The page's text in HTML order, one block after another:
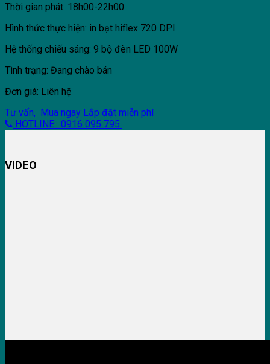
Thời gian phát: 18h00-22h00
Hình thức thực hiện: in bạt hiflex 720 DPI
Hệ thống chiếu sáng: 9 bộ đèn LED 100W
Tình trạng: Đang chào bán
Đơn giá: Liên hệ
Tư vấn, Mua ngay Lắp đặt miễn phí
HOTLINE: 0916 095 795
VIDEO